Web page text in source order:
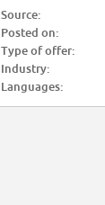
Source:
Posted on:
Type of offer:
Industry:
Languages: